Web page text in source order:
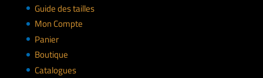
Guide des tailles
Mon Compte
Panier
Boutique
Catalogues